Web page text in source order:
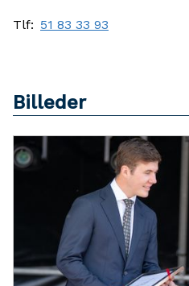
Tlf: 51 83 33 93
Billeder